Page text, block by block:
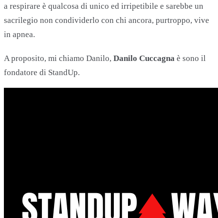
a respirare è qualcosa di unico ed irripetibile e sarebbe un
sacrilegio non condividerlo con chi ancora, purtroppo, vive
in apnea.
A proposito, mi chiamo Danilo, Danilo Cuccagna è sono il
fondatore di StandUp.